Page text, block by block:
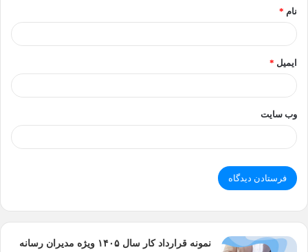
نام *
ایمیل *
وب‌ سایت
نمونه قرارداد کار سال ۱۴۰۵ ویژه مدیران رسانه